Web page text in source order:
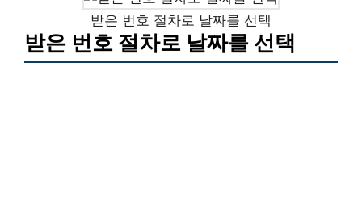
받은 번호 절차로 날짜를 선택
받은 번호 절차로 날짜를 선택